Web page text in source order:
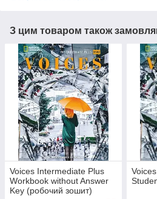
З цим товаром також
Voices Intermediate Plus
Workbook without Answer
Key (робочий зошит)